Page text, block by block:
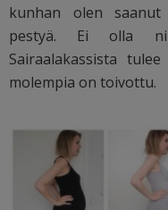
kunhan olen saanut
pestyä. Ei olla
Sairaalakassista
molempia on toivottu.